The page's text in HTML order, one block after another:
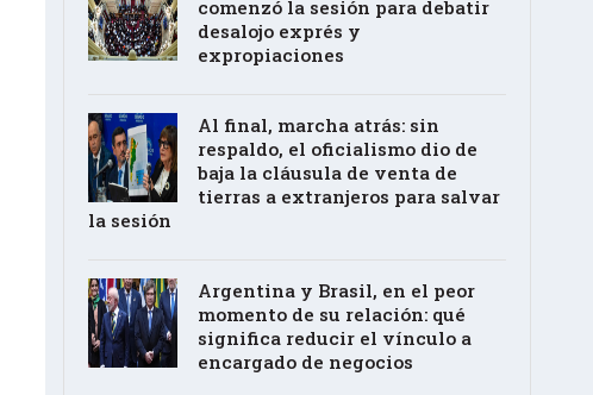
comenzó la sesión para debatir
desalojo exprés y
expropiaciones
Al final, marcha atrás: sin
respaldo, el oficialismo dio de
baja la cláusula de venta de
tierras a extranjeros para salvar
la sesión
Argentina y Brasil, en el peor
momento de su relación: qué
significa reducir el vínculo a
encargado de negocios